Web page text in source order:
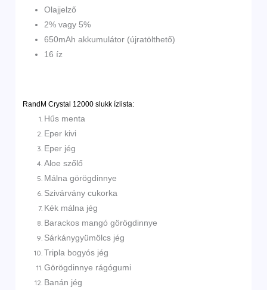
Olajjelző
2% vagy 5%
650mAh akkumulátor (újratölthető)
16 íz
RandM Crystal 12000 slukk ízlista:
Hűs menta
Eper kivi
Eper jég
Aloe szőlő
Málna görögdinnye
Szivárvány cukorka
Kék málna jég
Barackos mangó görögdinnye
Sárkánygyümölcs jég
Tripla bogyós jég
Görögdinnye rágógumi
Banán jég